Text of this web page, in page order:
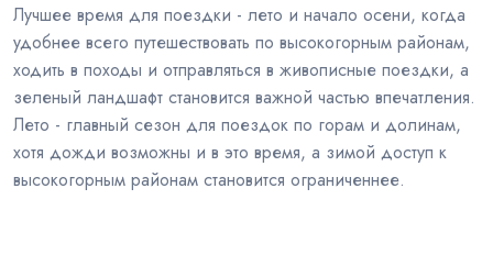
Лучшее время для поездки - лето и начало осени, когда
удобнее всего путешествовать по высокогорным районам,
ходить в походы и отправляться в живописные поездки, а
зеленый ландшафт становится важной частью впечатления.
Лето - главный сезон для поездок по горам и долинам,
хотя дожди возможны и в это время, а зимой доступ к
высокогорным районам становится ограниченнее.